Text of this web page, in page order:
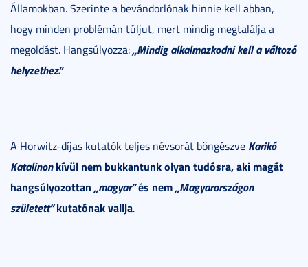
Államokban. Szerinte a bevándorlónak hinnie kell abban,
hogy minden problémán túljut, mert mindig megtalálja a
megoldást. Hangsúlyozza:„Mindig alkalmazkodni kell a változó
helyzethez.”
A Horwitz-díjas kutatók teljes névsorát böngészve Karikó
Katalinonkívül nem bukkantunk olyan tudósra, aki magát
hangsúlyozottan „magyar”és nem„Magyarországon
született”kutatónak vallja.